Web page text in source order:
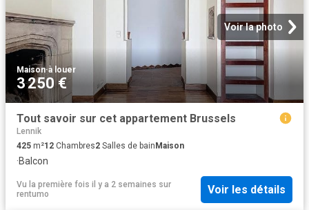
Voir la photo
Maison·à louer
3 250 €
Tout savoir sur cet appartement Brussels
Lennik
425 m²12 Chambres2 Salles de bain Maison
·Balcon
Vu la première fois il y a 2 semaines sur
rentumo
Voir les détails